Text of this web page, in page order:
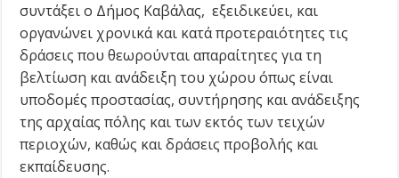
συντάξει ο Δήμος Καβάλας, εξειδικεύει, και
οργανώνει χρονικά και κατά προτεραιότητες τις
δράσεις που θεωρούνται απαραίτητες για τη
βελτίωση και ανάδειξη του χώρου όπως είναι
υποδομές προστασίας, συντήρησης και ανάδειξης
της αρχαίας πόλης και των εκτός των τειχών
περιοχών, καθώς και δράσεις προβολής και
εκπαίδευσης.